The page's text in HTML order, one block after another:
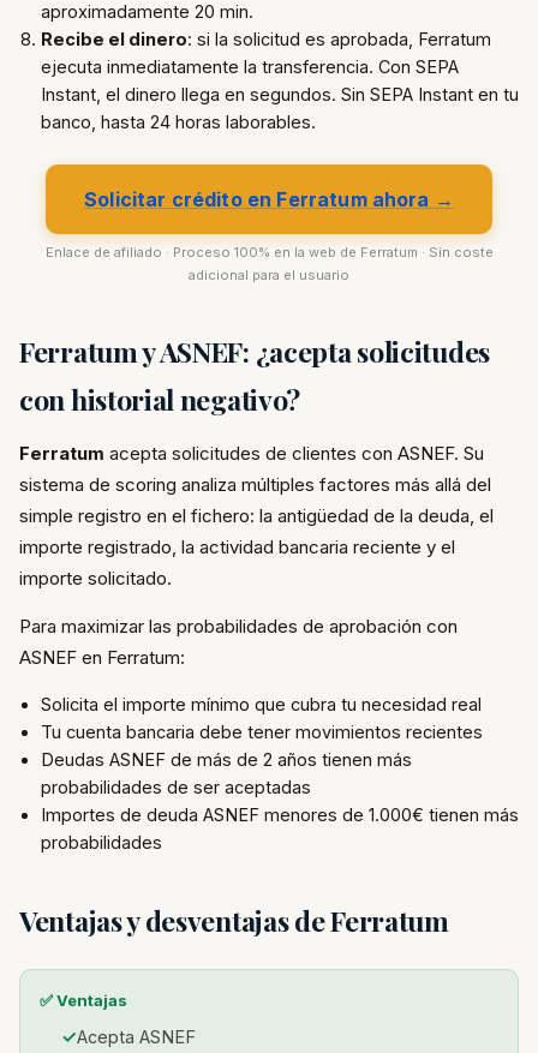
aproximadamente 20 min.
Recibe el dinero: si la solicitud es aprobada, Ferratum
ejecuta inmediatamente la transferencia. Con SEPA
Instant, el dinero llega en segundos. Sin SEPA Instant en tu
banco, hasta 24 horas laborables.
Solicitar crédito en Ferratum ahora →
Enlace de afiliado · Proceso 100% en la web de Ferratum · Sin coste
adicional para el usuario
Ferratum y ASNEF: ¿acepta solicitudes
con historial negativo?
Ferratum acepta solicitudes de clientes con ASNEF. Su
sistema de scoring analiza múltiples factores más allá del
simple registro en el fichero: la antigüedad de la deuda, el
importe registrado, la actividad bancaria reciente y el
importe solicitado.
Para maximizar las probabilidades de aprobación con
ASNEF en Ferratum:
Solicita el importe mínimo que cubra tu necesidad real
Tu cuenta bancaria debe tener movimientos recientes
Deudas ASNEF de más de 2 años tienen más
probabilidades de ser aceptadas
Importes de deuda ASNEF menores de 1.000€ tienen más
probabilidades
Ventajas y desventajas de Ferratum
✅ Ventajas
Acepta ASNEF